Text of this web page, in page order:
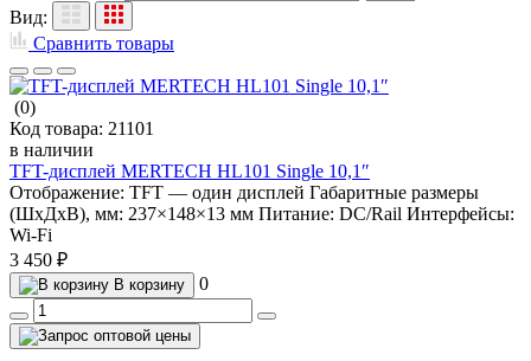
Вид:
Сравнить товары
(0)
Код товара: 21101
в наличии
TFT-дисплей MERTECH HL101 Single 10,1″
Отображение: TFT — один дисплей Габаритные размеры
(ШхДхВ), мм: 237×148×13 мм Питание: DC/Rail Интерфейсы:
Wi-Fi
3 450 ₽
В корзину 0